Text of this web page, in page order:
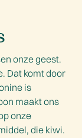
onze geest.
Dat komt door
is
maakt ons
onze
die kiwi.